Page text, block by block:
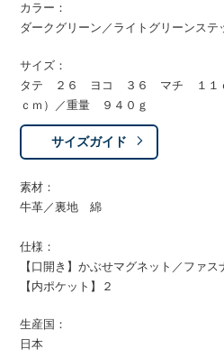
カラー：
ダークグリーン／ライトグリーンステ
サイズ：
タテ ２６ ヨコ ３６ マチ １１ｃ
ｃｍ）／重量 ９４０ｇ
サイズガイド
素材：
牛革／裏地 綿
仕様：
【口開き】かぶせマグネット／ファス
【内ポケット】２
生産国：
日本